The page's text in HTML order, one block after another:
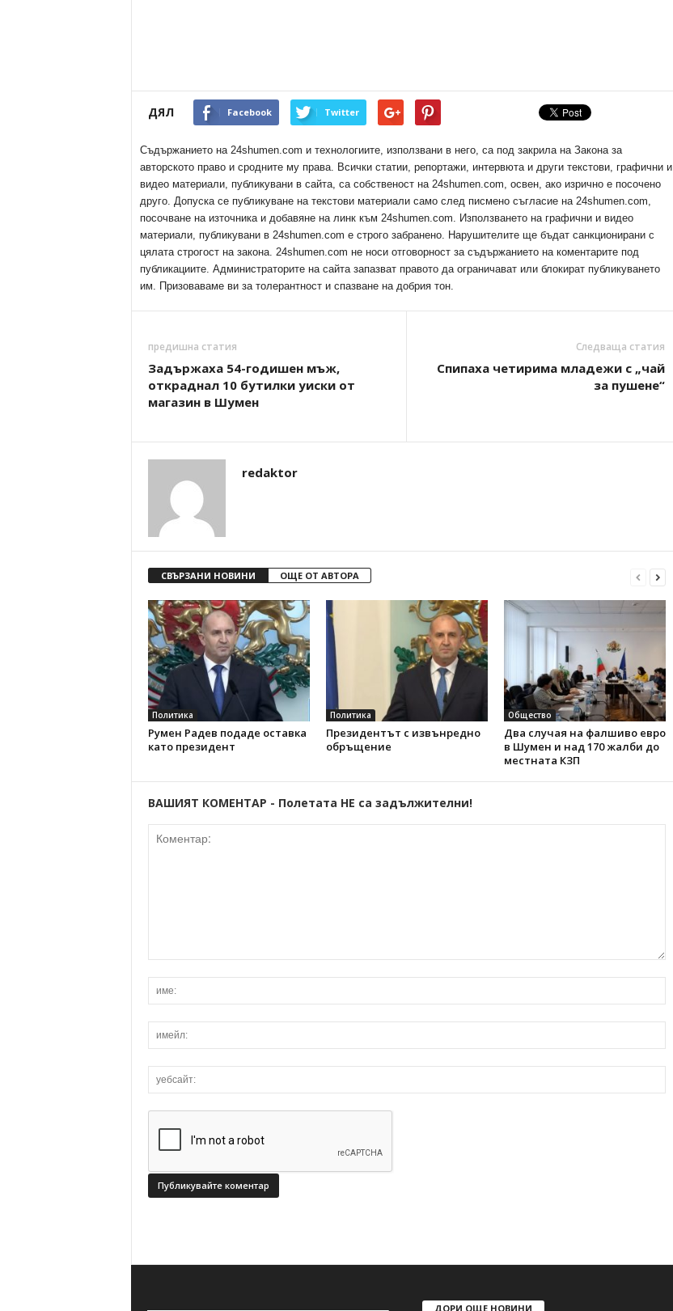
ДЯЛ Facebook Twitter
Съдържанието на 24shumen.com и технологиите, използвани в него, са под закрила на Закона за
авторското право и сродните му права. Всички статии, репортажи, интервюта и други текстови, графични и
видео материали, публикувани в сайта, са собственост на 24shumen.com, освен, ако изрично е посочено
друго. Допуска се публикуване на текстови материали само след писмено съгласие на 24shumen.com,
посочване на източника и добавяне на линк към 24shumen.com. Използването на графични и видео
материали, публикувани в 24shumen.com е строго забранено. Нарушителите ще бъдат санкционирани с
цялата строгост на закона. 24shumen.com не носи отговорност за съдържанието на коментарите под
публикациите. Администраторите на сайта запазват правото да ограничават или блокират публикуването
им. Призоваваме ви за толерантност и спазване на добрия тон.
предишна статия
Задържаха 54-годишен мъж,
откраднал 10 бутилки уиски от
магазин в Шумен
Следваща статия
Спипаха четирима младежи с „чай
за пушене“
redaktor
СВЪРЗАНИ НОВИНИ ОЩЕ ОТ АВТОРА
Политика
Румен Радев подаде оставка
като президент
Политика
Президентът с извънредно
обръщение
Общество
Два случая на фалшиво евро
в Шумен и над 170 жалби до
местната КЗП
ВАШИЯТ КОМЕНТАР - Полетата НЕ са задължителни!
ДОРИ ОЩЕ НОВИНИ